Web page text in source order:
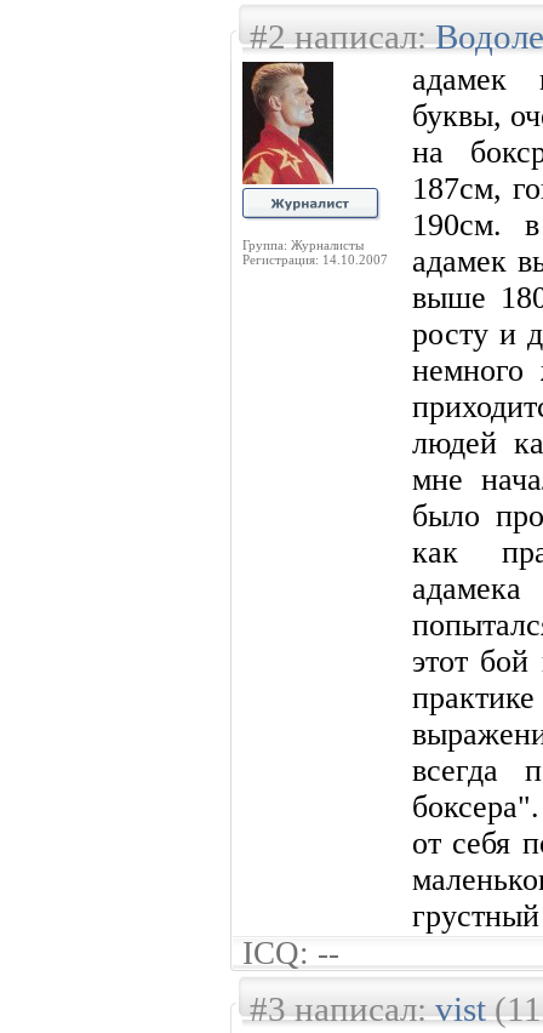
#2 написал:
Группа: Журналисты
Регистрация: 14.10.2007
адамек
буквы,
на
187см,
190см.
адамек
выше
росту и
немного
людей
мне
было
как
этот
всегда
боксера".
от себя
ICQ: --
#3 написал:vist(11